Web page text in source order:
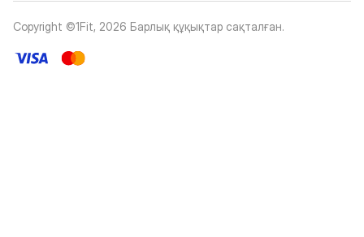
Copyright ©1Fit, 2026 Барлық құқықтар сақталған.